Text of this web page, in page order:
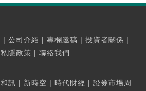
| 公司介紹 | 專欄邀稿 | 投資者關係 |
私隱政策 | 聯絡我們
和訊 | 新時空 | 時代財經 | 證券市場周